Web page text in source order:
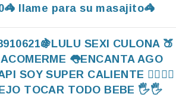
llame para su masajito🦓
SEXI CULONA 🍑
👅ENCANTA AGO
SOY SUPER CALIENTE ❤️‍🔥❤️‍🔥
TOCAR TODO BEBE 🖐🖐